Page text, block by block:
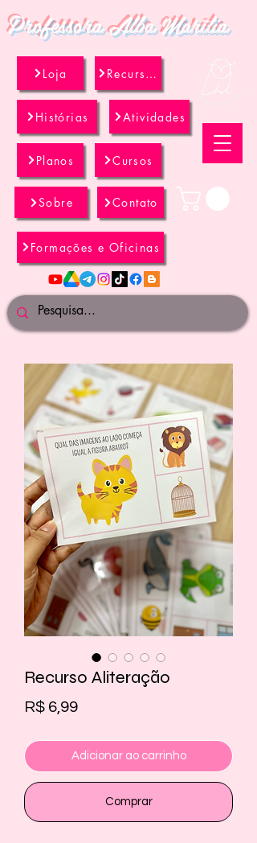
Professora Alba Marília
Loja
Cursos
Planos
Atividades
Contato
Sobre
Recursos
Histórias
Formações e Oficinas
Recurso Aliteração
R$ 6,99Preço
Adicionar ao carrinho
Comprar